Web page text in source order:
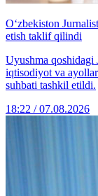
O‘zbekiston
etish taklif qilindi
Uyushma qoshidagi
iqtisodiyot va
suhbati tashkil etildi.
18:22 / 07.08.2026